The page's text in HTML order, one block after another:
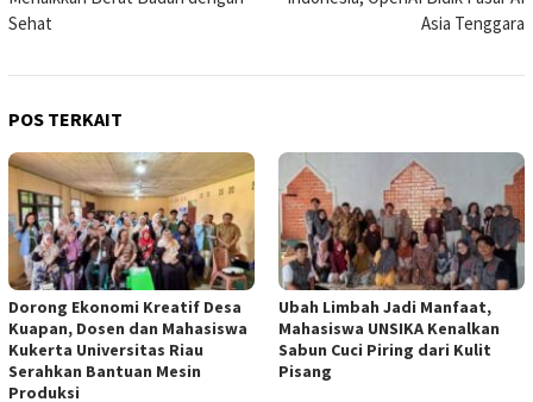
Sehat
Asia Tenggara
POS TERKAIT
Dorong Ekonomi Kreatif Desa
Kuapan, Dosen dan Mahasiswa
Kukerta Universitas Riau
Serahkan Bantuan Mesin
Produksi
Ubah Limbah Jadi Manfaat,
Mahasiswa UNSIKA Kenalkan
Sabun Cuci Piring dari Kulit
Pisang